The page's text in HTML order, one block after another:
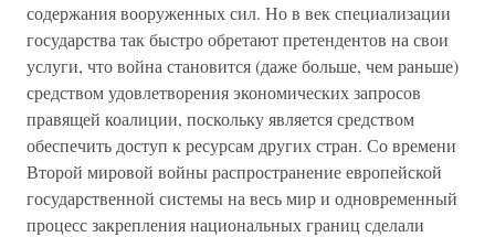
содержания вооруженных сил. Но в век специализации
государства так быстро обретают претендентов на свои
услуги, что война становится (даже больше, чем раньше)
средством удовлетворения экономических запросов
правящей коалиции, поскольку является средством
обеспечить доступ к ресурсам других стран. Со времени
Второй мировой войны распространение европейской
государственной системы на весь мир и одновременный
процесс закрепления национальных границ сделали